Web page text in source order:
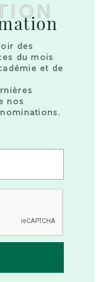
des
du mois
et de
nos